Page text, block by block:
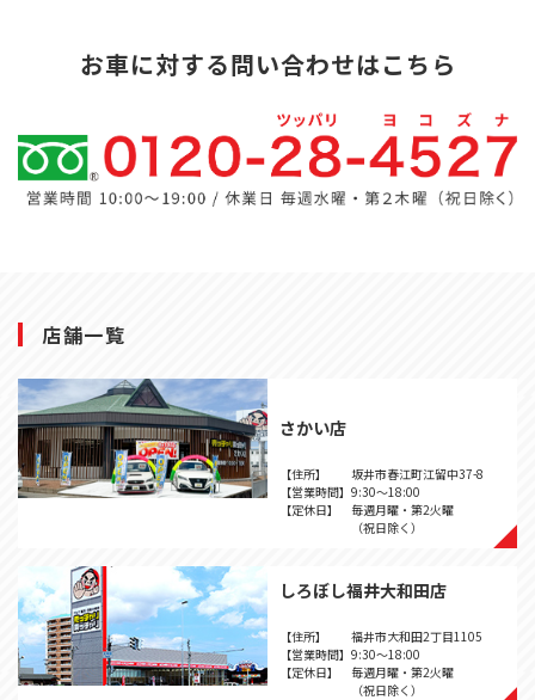
お車に対する問い合わせはこちら
店舗一覧
さかい店
【住所】
坂井市春江町江留中37-8
【営業時間】 9:30～18:00
【定休日】
毎週月曜・第2火曜
（祝日除く）
しろぼし福井大和田店
【住所】
福井市大和田2丁目1105
【営業時間】 9:30～18:00
【定休日】
毎週月曜・第2火曜
（祝日除く）